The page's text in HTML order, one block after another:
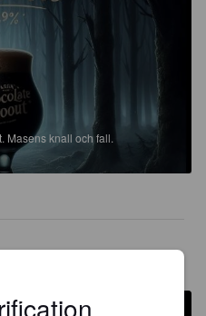
Masens knall och fall.
2 years ago